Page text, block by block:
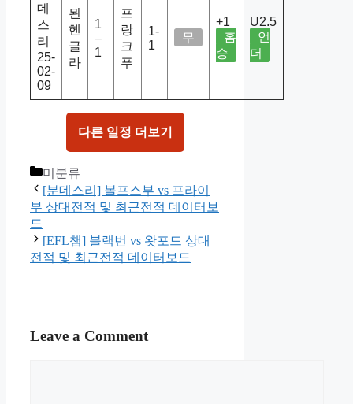
데
스
리
25-
02-
09
묀
헨
글
라
1
–
1
프
랑
크
푸
1-
1
무
+1
홈
승
U2.5
언
더
다른 일정 더보기
Categories
미분류
[분데스리] 볼프스부 vs 프라이
부 상대전적 및 최근전적 데이터보
드
[EFL챔] 블랙번 vs 왓포드 상대
전적 및 최근전적 데이터보드
Leave a Comment